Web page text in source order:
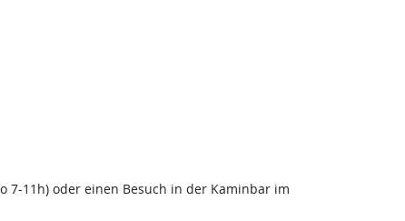
7-11h) oder einen Besuch in der Kaminbar im